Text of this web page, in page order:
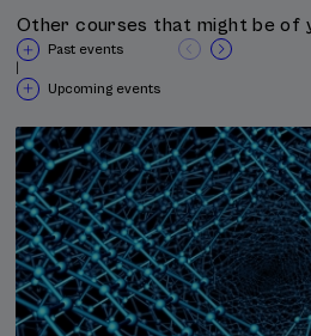
Other courses that might be of
Past events
Upcoming events